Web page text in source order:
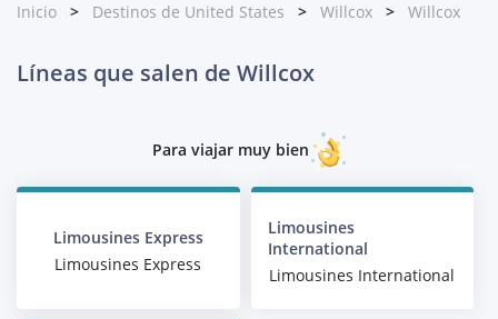
Inicio Destinos de United States Willcox Willcox
Líneas que salen de Willcox
Para viajar muy bien
Limousines Express
Limousines Express
Limousines
International
Limousines International